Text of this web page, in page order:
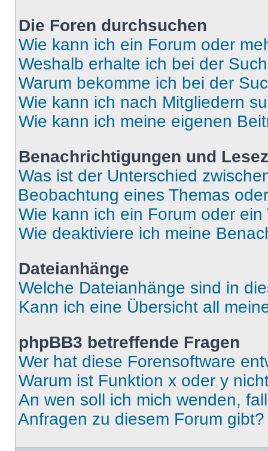
Die Foren durchsuchen
Wie kann ich ein Forum oder
Weshalb erhalte ich bei der
Warum bekomme ich bei der
Wie kann ich nach Mitgliedern
Wie kann ich meine eigenen
Benachrichtigungen und
Was ist der Unterschied
Beobachtung eines Themas
Wie kann ich ein Forum oder
Wie deaktiviere ich meine
Dateianhänge
Welche Dateianhänge sind in
Kann ich eine Übersicht all
phpBB3 betreffende Fragen
Wer hat diese Forensoftware
Warum ist Funktion x oder y
An wen soll ich mich wenden,
Anfragen zu diesem Forum gibt?